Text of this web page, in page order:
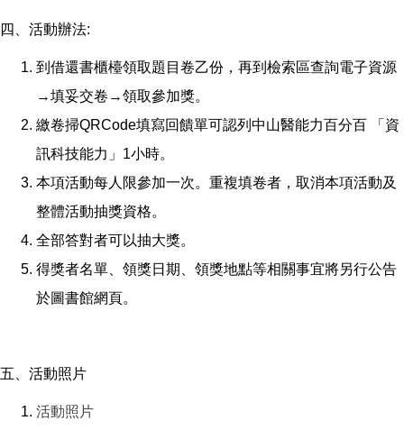
四、活動辦法:
到借還書櫃檯領取題目卷乙份，再到檢索區查詢電子資源
→填妥交卷→領取參加獎。
繳卷掃QRCode填寫回饋單可認列中山醫能力百分百 「資
訊科技能力」1小時。
本項活動每人限參加一次。重複填卷者，取消本項活動及
整體活動抽獎資格。
全部答對者可以抽大獎。
得獎者名單、領獎日期、領獎地點等相關事宜將另行公告
於圖書館網頁。
五、活動照片
活動照片